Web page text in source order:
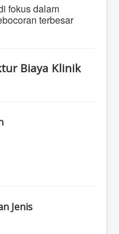
fokus dalam
terbesar
Biaya Klinik
Jenis